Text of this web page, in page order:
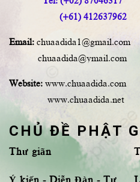
(+61) 412637962
Email: chuaadida1@gmail.com
chuaadida@ymail.com
Website: www.chuaadida.com
www.chuaadida.net
CHỦ ĐỀ PHẬT
Thư giãn